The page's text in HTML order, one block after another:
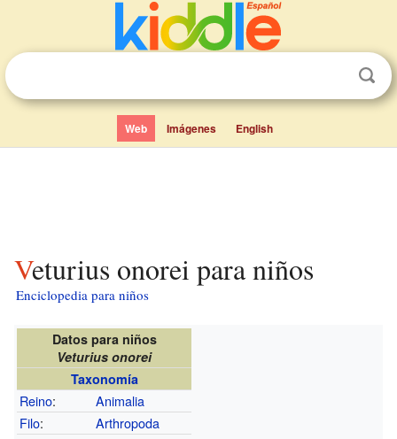
Web Imágenes English
Veturius onorei para niños
Enciclopedia para niños
Datos para niños
Veturius onorei
Taxonomía
Reino:
Animalia
Filo:
Arthropoda